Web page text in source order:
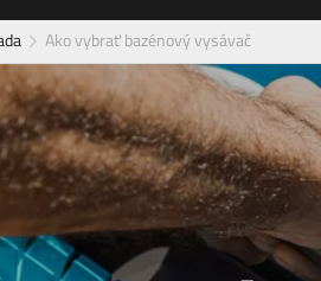
Ako vybrať bazénový vysávač